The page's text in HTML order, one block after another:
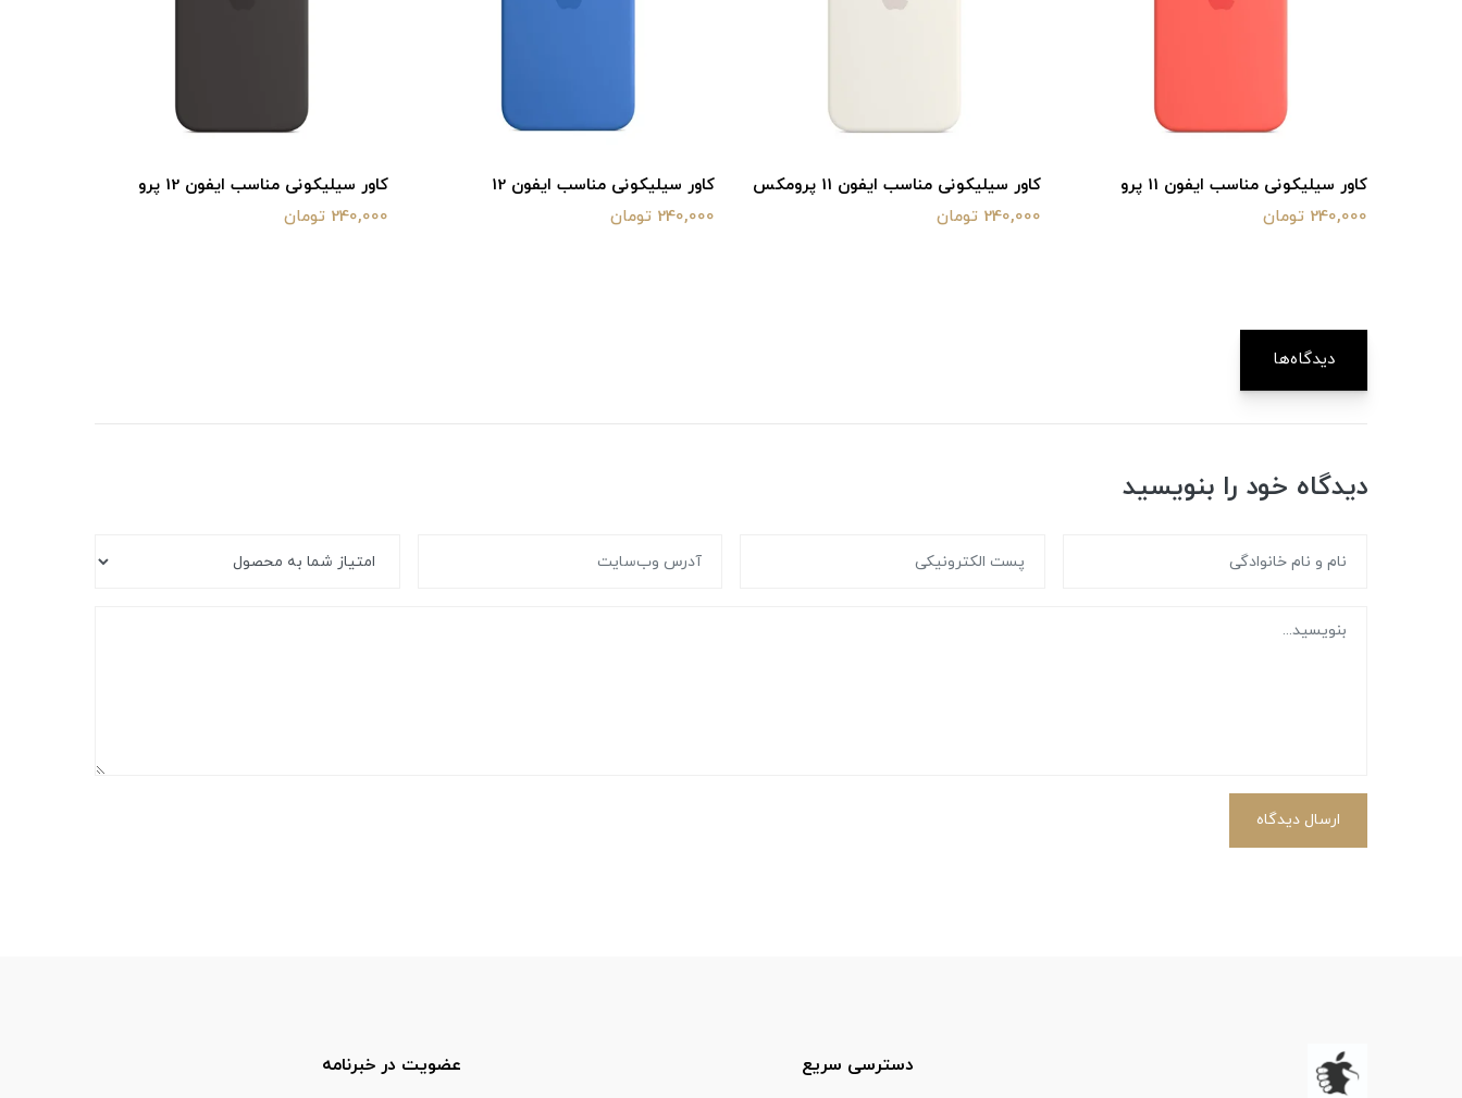
کاور سیلیکونی مناسب ایفون 11 پرو
240,000 تومان
کاور سیلیکونی مناسب ایفون 11 پرومکس
240,000 تومان
کاور سیلیکونی مناسب ایفون 12
240,000 تومان
کاور سیلیکونی مناسب ایفون 12 پرو
240,000 تومان
دیدگاه‌ها
دیدگاه خود را بنویسید
ارسال دیدگاه
دسترسی سریع عضویت در خبرنامه